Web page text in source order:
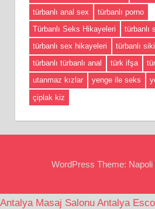
türbanlı anal sex
türbanlı porno
Türbanlı Seks Hikayeleri
türbanlı
türbanlı sex hikayeleri
türbanlı
türbanlı türbanlı anal
türk ifşa
utanmaz kızlar
yenge ile seks
çiplak kiz
WordPress Theme:
Antalya Masaj Salonu Antalya